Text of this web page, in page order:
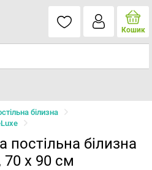
Кошик
білизна
постільна білизна
70 x 90 см